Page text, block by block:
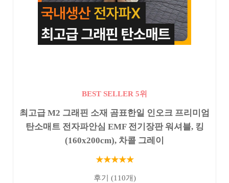
BEST SELLER 5위
최고급 M2 그래핀 소재 곰표한일 인오크 프리미엄
탄소매트 전자파안심 EMF 전기장판 워셔블, 킹
(160x200cm), 차콜 그레이
★★★★★
후기 (110개)